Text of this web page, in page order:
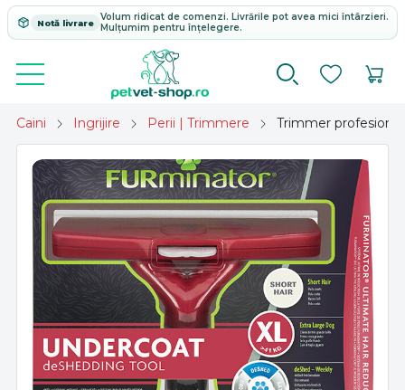
Notă livrare
Volum ridicat de comenzi. Livrările pot avea mici întârzieri.
Mulțumim pentru înțelegere.
Caini Ingrijire Perii | Trimmere Trimmer